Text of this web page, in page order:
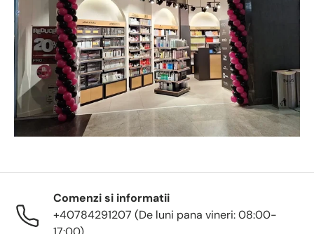
Comenzi si informatii
+40784291207 (De luni pana vineri: 08:00-